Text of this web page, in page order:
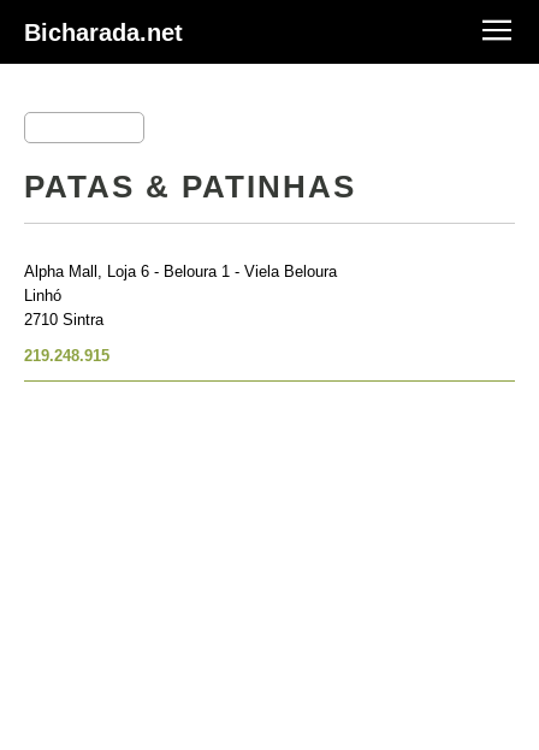
Bicharada.net
PATAS & PATINHAS
Alpha Mall, Loja 6 - Beloura 1 - Viela Beloura
Linhó
2710 Sintra
219.248.915